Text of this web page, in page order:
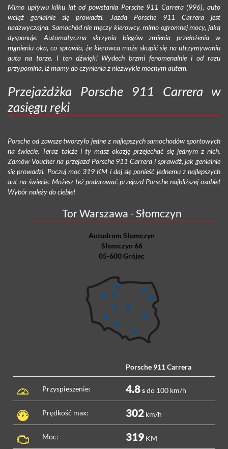
Mimo upływu kilku lat od powstania Porsche 911 Carrera (996), auto
wciąż genialnie się prowadzi. Jazda Porsche 911 Carrera jest
nadzwyczajna. Samochód nie męczy kierowcy, mimo ogromnej mocy, jaką
dysponuje. Automatyczna skrzynia biegów zmienia przełożenia w
mgnieniu oka, co sprawia, że kierowca może skupić się na utrzymywaniu
auta na torze. I ten dźwięk! Wydech brzmi fenomenalnie i od razu
przypomina, iż mamy do czynienia z niezwykle mocnym autem.
Przejażdżka Porsche 911 Carrera w
zasięgu ręki
Porsche od zawsze tworzyło jedne z najlepszych samochodów sportowych
na świecie. Teraz także i ty masz okazję przejechać się jednym z nich.
Zamów Voucher na przejazd Porsche 911 Carrera i sprawdź, jak genialnie
się prowadzi. Poczuj moc 319 KM i daj się ponieść jednemu z najlepszych
aut na świecie. Możesz też podarować przejazd Porsche najbliższej osobie!
Wybór należy do ciebie!
Tor Warszawa - Słomczyn
Autodrom Słomczyn
Słomczyn 66
05-600 Grójec
Porsche 911 Carrera
Przyspieszenie: 4.8sdo 100 km/h
Prędkość max: 302 km/h
Moc: 319 KM